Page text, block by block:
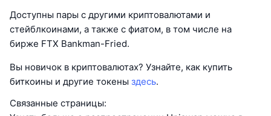
Доступны пары с другими криптовалютами и
стейблкоинами, а также с фиатом, в том числе на
бирже FTX Bankman-Fried.
Вы новичок в криптовалютах? Узнайте, как купить
биткоины и другие токены здесь.
Связанные страницы: